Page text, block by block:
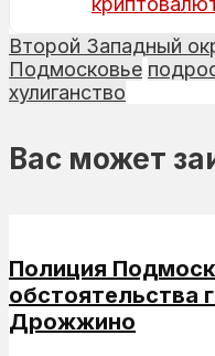
Второй Западный
Подмосковье
хулиганство
Вас может
Полиция
обстоятельства
Дрожжино